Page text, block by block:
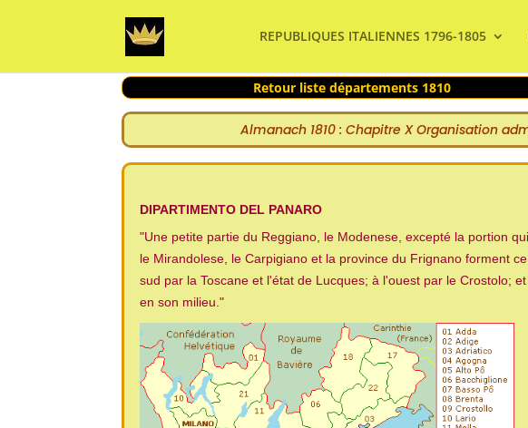
REPUBLIQUES ITALIENNES 1796-1805
Retour liste départements 1810
Almanach 1810 : Chapitre X Organisation
DIPARTIMENTO DEL PANARO
"Une petite partie du Reggiano, le Modenese, excepté la portion
le Mirandolese, le Carpigiano et la province du Frignano forment
sud par la Toscane et l'état de Lucques; à l'ouest par le Crostolo;
en son milieu."